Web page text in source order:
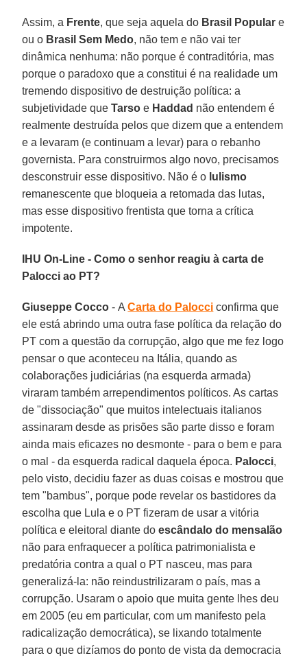
Assim, a Frente, que seja aquela do Brasil Popular e
ou o Brasil Sem Medo, não tem e não vai ter
dinâmica nenhuma: não porque é contraditória, mas
porque o paradoxo que a constitui é na realidade um
tremendo dispositivo de destruição política: a
subjetividade queTarso e Haddad não entendem é
realmente destruída pelos que dizem que a entendem
e a levaram (e continuam a levar) para o rebanho
governista. Para construirmos algo novo, precisamos
desconstruir esse dispositivo. Não é o lulismo
remanescente que bloqueia a retomada das lutas,
mas esse dispositivo frentista que torna a crítica
impotente.
IHU On-Line - Como o senhor reagiu à carta de
Palocci ao PT?
Giuseppe Cocco - ACarta do Palocci confirma que
ele está abrindo uma outra fase política da relação do
PT com a questão da corrupção, algo que me fez logo
pensar o que aconteceu na Itália, quando as
colaborações judiciárias (na esquerda armada)
viraram também arrependimentos políticos. As cartas
de "dissociação" que muitos intelectuais italianos
assinaram desde as prisões são parte disso e foram
ainda mais eficazes no desmonte - para o bem e para
o mal - da esquerda radical daquela época. Palocci,
pelo visto, decidiu fazer as duas coisas e mostrou que
tem "bambus", porque pode revelar os bastidores da
escolha que Lula e o PT fizeram de usar a vitória
política e eleitoral diante doescândalo do mensalão
não para enfraquecer a política patrimonialista e
predatória contra a qual o PT nasceu, mas para
generalizá-la: não reindustrilizaram o país, mas a
corrupção. Usaram o apoio que muita gente lhes deu
em 2005 (eu em particular, com um manifesto pela
radicalização democrática), se lixando totalmente
para o que dizíamos do ponto de vista da democracia